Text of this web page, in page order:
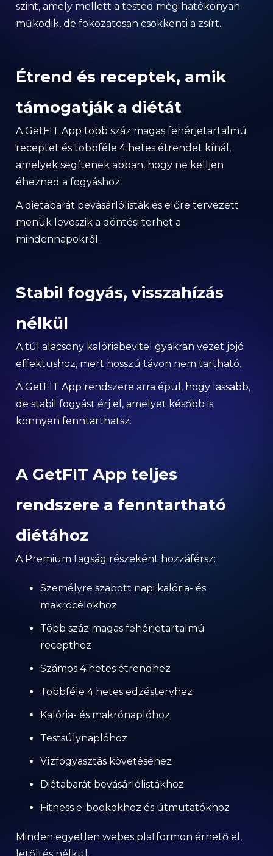
szint, amely mellett a tested még hatékonyan
működik, de fokozatosan csökkenti a zsírt.
Étrend és receptek, amik
támogatják a diétát
A GetFIT App több száz magas fehérjetartalmú
receptet és többféle 4 hetes étrendet kínál,
amelyek segítenek abban, hogy ne kelljen
éhezned a fogyáshoz.
A diétabarát bevásárlólisták és előre tervezett
menük leveszik a döntési terhet a
mindennapokról.
Stabil fogyás, visszahízás
nélkül
A túl alacsony kalóriabevitel gyakran vezet jojó
effektushoz, mert hosszú távon nem tartható.
A GetFIT App rendszere arra épül, hogy lassabb,
de stabil fogyást érj el, amelyet később is
könnyen fenntarthatsz.
A GetFIT App teljes
rendszere a fenntartható
diétához
A Premium tagság részeként hozzáférsz:
Személyre szabott napi kalória- és
makrócélokhoz
Több száz magas fehérjetartalmú
recepthez
Számos 4 hetes étrendhez
Többféle 4 hetes edzéstervhez
Kalória- és makrónaplóhoz
Testsúlynaplóhoz
Vízfogyasztás követéséhez
Diétabarát bevásárlólistákhoz
Fitness e-bookokhoz és útmutatókhoz
Minden egyetlen webes platformon érhető el,